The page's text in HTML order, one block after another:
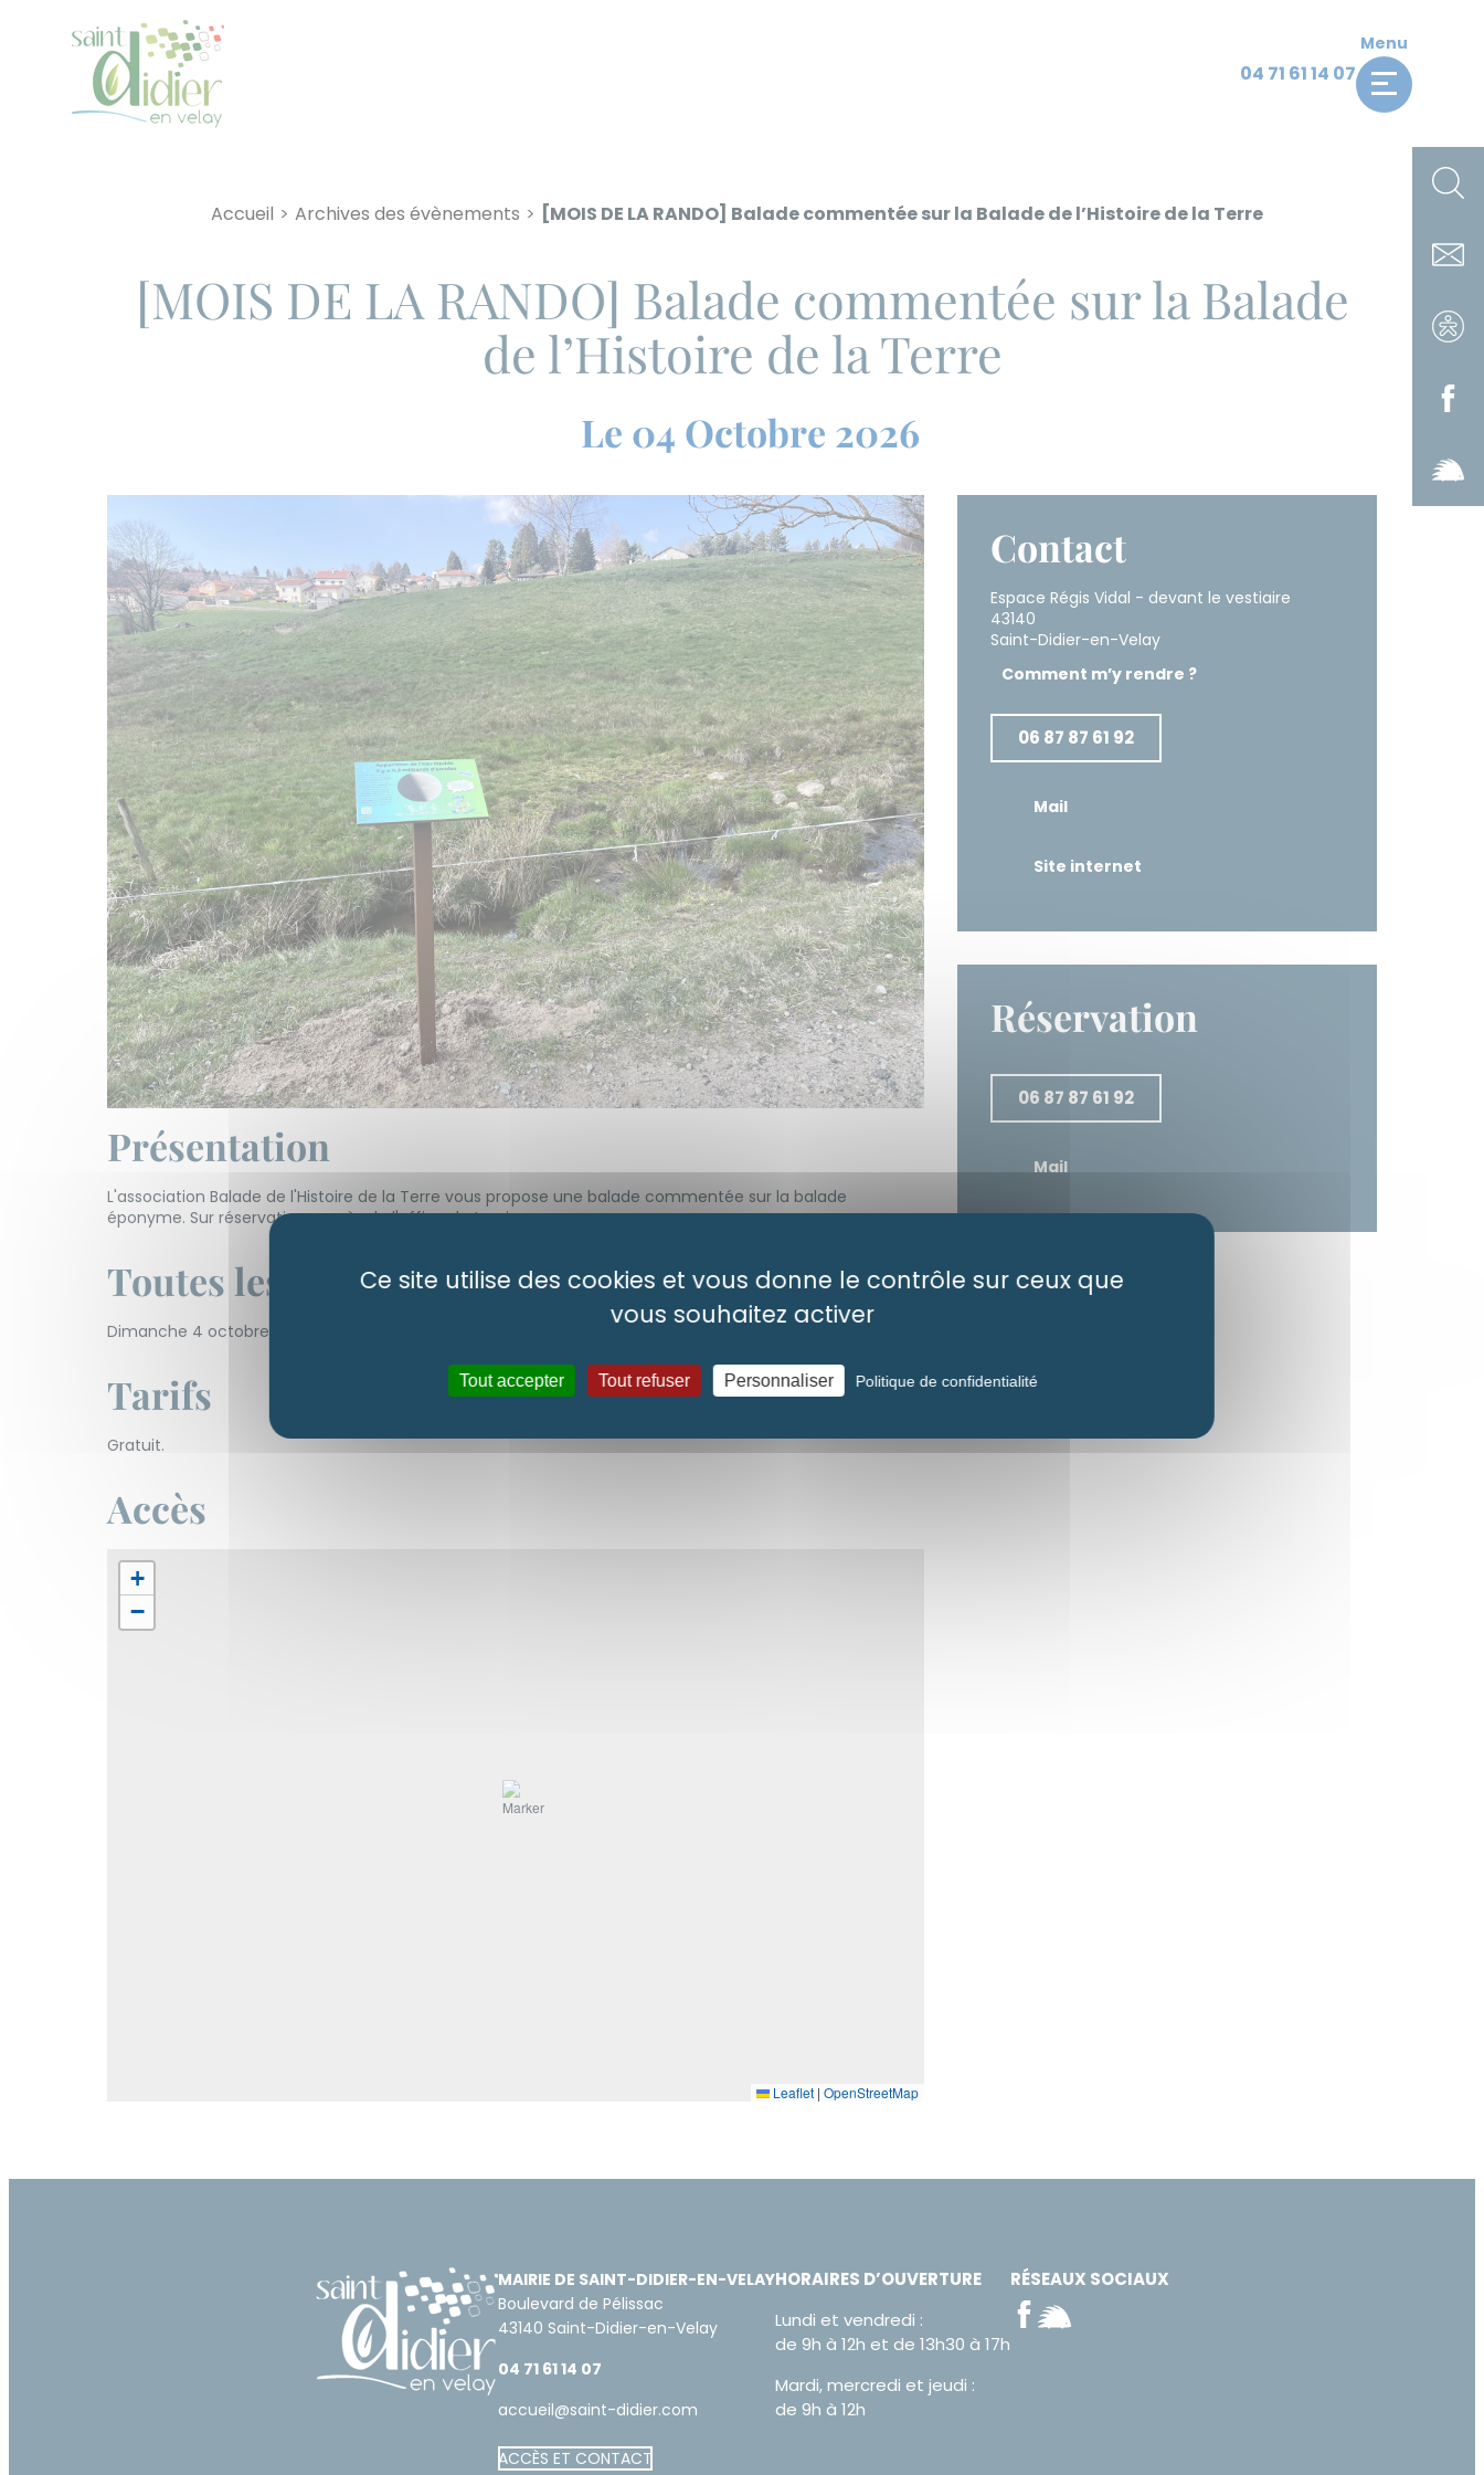
04 71 61 14 07
Menu
Accueil Archives des évènements [MOIS DE LA RANDO] Balade commentée sur la Balade de l’Histoire de la Terre
[MOIS DE LA RANDO] Balade commentée sur la Balade
de l’Histoire de la Terre
Le 04 Octobre 2026
Présentation
L'association Balade de l'Histoire de la Terre vous propose une balade commentée sur la balade
éponyme. Sur réservation auprès de l'office de tourisme.
Toutes les dates et horaires
Dimanche 4 octobre 2026 à partir de 14h.
Tarifs
Gratuit.
Accès
+
−
Leaflet | OpenStreetMap
Contact
Espace Régis Vidal - devant le vestiaire
43140
Saint-Didier-en-Velay
Comment m’y rendre ?
06 87 87 61 92
Mail
Site internet
Réservation
06 87 87 61 92
Mail
MAIRIE DE SAINT-DIDIER-EN-VELAY
Boulevard de Pélissac
43140 Saint-Didier-en-Velay
04 71 61 14 07
accueil@saint-didier.com
ACCÈS ET CONTACT
HORAIRES D’OUVERTURE
Lundi et vendredi :
de 9h à 12h et de 13h30 à 17h
Mardi, mercredi et jeudi :
de 9h à 12h
RÉSEAUX SOCIAUX
Panneau de gestion des cookies
Ce site utilise des cookies et vous donne le contrôle sur ceux que
vous souhaitez activer
Tout accepter Tout refuser Personnaliser Politique de confidentialité